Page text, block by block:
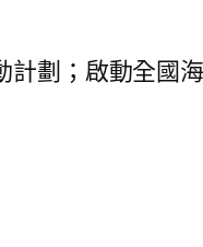
劃；啟動全國